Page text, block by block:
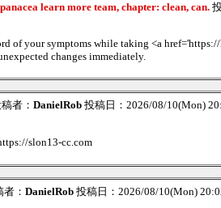
learn more team, chapter: clean, can.
of your symptoms while taking <a
changes immediately.
者： DanielRob 投稿日：2026/08/10(Mon)
slon13-cc.com
： DanielRob 投稿日：2026/08/10(Mon)